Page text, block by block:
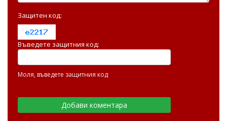
Защитен код:
Въведете защитния код:
Моля, въведете защитния код